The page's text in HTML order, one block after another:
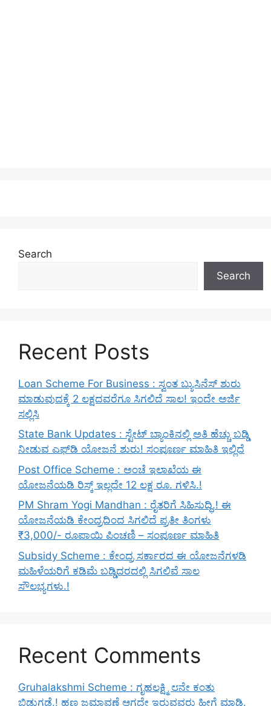
Search
Search
Recent Posts
Loan Scheme For Business : ಸ್ವಂತ ಬ್ಯುಸಿನೆಸ್ ಶುರು
ಮಾಡುವುದಕ್ಕೆ 2 ಲಕ್ಷದವರೆಗೂ ಸಿಗಲಿದೆ ಸಾಲ! ಇಂದೇ ಅರ್ಜಿ
ಸಲ್ಲಿಸಿ
State Bank Updates : ಸ್ಟೇಟ್ ಬ್ಯಾಂಕಿನಲ್ಲಿ ಅತಿ ಹೆಚ್ಚು ಬಡ್ಡಿ
ನೀಡುವ ಎಫ್‌ಡಿ ಯೋಜನೆ ಶುರು! ಸಂಪೂರ್ಣ ಮಾಹಿತಿ ಇಲ್ಲಿದೆ
Post Office Scheme : ಅಂಚೆ ಇಲಾಖೆಯ ಈ
ಯೋಜನೆಯಡಿ ರಿಸ್ಕ್‌ ಇಲ್ಲದೇ 12 ಲಕ್ಷ ರೂ. ಗಳಿಸಿ.!
PM Shram Yogi Mandhan : ರೈತರಿಗೆ ಸಿಹಿಸುದ್ಧಿ.! ಈ
ಯೋಜನೆಯಡಿ ಕೇಂದ್ರದಿಂದ ಸಿಗಲಿದೆ ಪ್ರತೀ ತಿಂಗಳು
₹3,000/- ರೂಪಾಯಿ ಪಿಂಚಣಿ – ಸಂಪೂರ್ಣ ಮಾಹಿತಿ
Subsidy Scheme : ಕೇಂದ್ರ ಸರ್ಕಾರದ ಈ ಯೋಜನೆಗಳಡಿ
ಮಹಿಳೆಯರಿಗೆ ಕಡಿಮೆ ಬಡ್ಡಿದರದಲ್ಲಿ ಸಿಗಲಿವೆ ಸಾಲ
ಸೌಲಭ್ಯಗಳು.!
Recent Comments
Gruhalakshmi Scheme : ಗೃಹಲಕ್ಷ್ಮಿ ೮ನೇ ಕಂತು
ಬಿಡುಗಡೆ.! ಹಣ ಜಮಾವಣೆ ಆಗದೇ ಇರುವವರು ಹೀಗೆ ಮಾಡಿ.